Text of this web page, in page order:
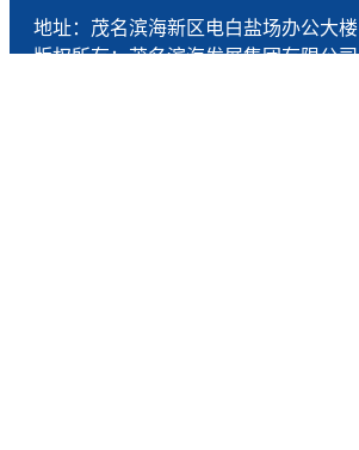
地址：茂名滨海新区电白盐场办公大楼
版权所有：茂名滨海发展集团有限公司